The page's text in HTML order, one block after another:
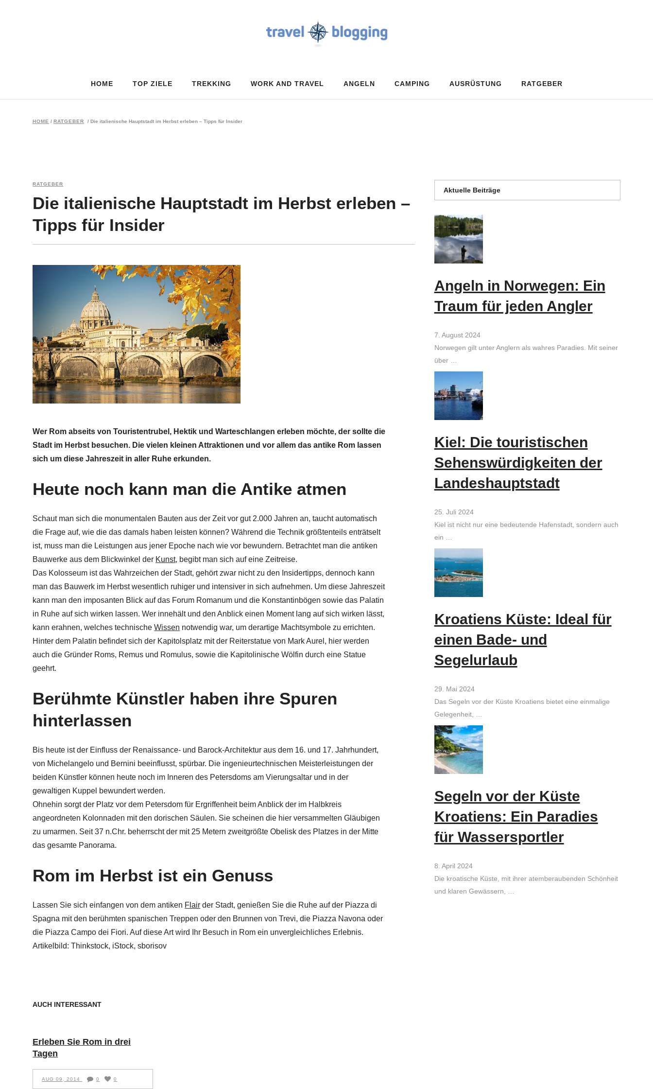
HOME TOP ZIELE TREKKING WORK AND TRAVEL ANGELN CAMPING AUSRÜSTUNG RATGEBER
HOME / RATGEBER / Die italienische Hauptstadt im Herbst erleben – Tipps für Insider
RATGEBER
Die italienische Hauptstadt im Herbst erleben –
Tipps für Insider
Wer Rom abseits von Touristentrubel, Hektik und Warteschlangen erleben möchte, der sollte die
Stadt im Herbst besuchen. Die vielen kleinen Attraktionen und vor allem das antike Rom lassen
sich um diese Jahreszeit in aller Ruhe erkunden.
Heute noch kann man die Antike atmen
Schaut man sich die monumentalen Bauten aus der Zeit vor gut 2.000 Jahren an, taucht automatisch
die Frage auf, wie die das damals haben leisten können? Während die Technik größtenteils enträtselt
ist, muss man die Leistungen aus jener Epoche nach wie vor bewundern. Betrachtet man die antiken
Bauwerke aus dem Blickwinkel der Kunst, begibt man sich auf eine Zeitreise.
Das Kolosseum ist das Wahrzeichen der Stadt, gehört zwar nicht zu den Insidertipps, dennoch kann
man das Bauwerk im Herbst wesentlich ruhiger und intensiver in sich aufnehmen. Um diese Jahreszeit
kann man den imposanten Blick auf das Forum Romanum und die Konstantinbögen sowie das Palatin
in Ruhe auf sich wirken lassen. Wer innehält und den Anblick einen Moment lang auf sich wirken lässt,
kann erahnen, welches technischeWissen notwendig war, um derartige Machtsymbole zu errichten.
Hinter dem Palatin befindet sich der Kapitolsplatz mit der Reiterstatue von Mark Aurel, hier werden
auch die Gründer Roms, Remus und Romulus, sowie die Kapitolinische Wölfin durch eine Statue
geehrt.
Berühmte Künstler haben ihre Spuren
hinterlassen
Bis heute ist der Einfluss der Renaissance- und Barock-Architektur aus dem 16. und 17. Jahrhundert,
von Michelangelo und Bernini beeinflusst, spürbar. Die ingenieurtechnischen Meisterleistungen der
beiden Künstler können heute noch im Inneren des Petersdoms am Vierungsaltar und in der
gewaltigen Kuppel bewundert werden.
Ohnehin sorgt der Platz vor dem Petersdom für Ergriffenheit beim Anblick der im Halbkreis
angeordneten Kolonnaden mit den dorischen Säulen. Sie scheinen die hier versammelten Gläubigen
zu umarmen. Seit 37 n.Chr. beherrscht der mit 25 Metern zweitgrößte Obelisk des Platzes in der Mitte
das gesamte Panorama.
Rom im Herbst ist ein Genuss
Lassen Sie sich einfangen von dem antiken Flair der Stadt, genießen Sie die Ruhe auf der Piazza di
Spagna mit den berühmten spanischen Treppen oder den Brunnen von Trevi, die Piazza Navona oder
die Piazza Campo dei Fiori. Auf diese Art wird Ihr Besuch in Rom ein unvergleichliches Erlebnis.
Artikelbild: Thinkstock, iStock, sborisov
AUCH INTERESSANT
Erleben Sie Rom in drei
Tagen
AUG 09, 2014 0 0
Aktuelle Beiträge
Angeln in Norwegen: Ein
Traum für jeden Angler
7. August 2024
Norwegen gilt unter Anglern als wahres Paradies. Mit seiner
über …
Kiel: Die touristischen
Sehenswürdigkeiten der
Landeshauptstadt
25. Juli 2024
Kiel ist nicht nur eine bedeutende Hafenstadt, sondern auch
ein …
Kroatiens Küste: Ideal für
einen Bade- und
Segelurlaub
29. Mai 2024
Das Segeln vor der Küste Kroatiens bietet eine einmalige
Gelegenheit, …
Segeln vor der Küste
Kroatiens: Ein Paradies
für Wassersportler
8. April 2024
Die kroatische Küste, mit ihrer atemberaubenden Schönheit
und klaren Gewässern, …